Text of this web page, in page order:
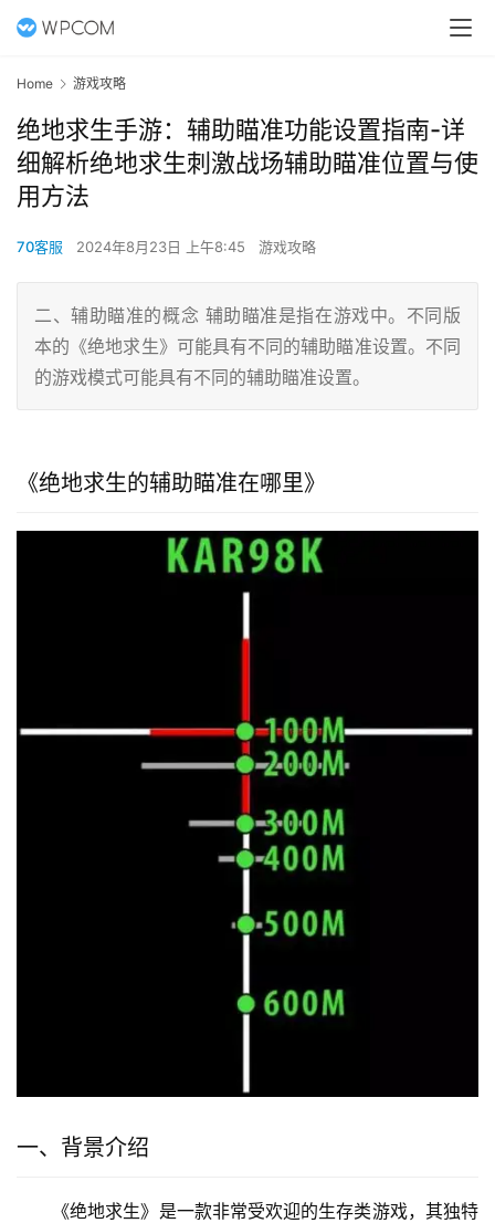
Home 游戏攻略
绝地求生手游：辅助瞄准功能设置指南-详
细解析绝地求生刺激战场辅助瞄准位置与使
用方法
70客服 2024年8月23日 上午8:45 游戏攻略
二、辅助瞄准的概念 辅助瞄准是指在游戏中。不同版
本的《绝地求生》可能具有不同的辅助瞄准设置。不同
的游戏模式可能具有不同的辅助瞄准设置。
《绝地求生的辅助瞄准在哪里》
一、背景介绍
《绝地求生》是一款非常受欢迎的生存类游戏，其独特